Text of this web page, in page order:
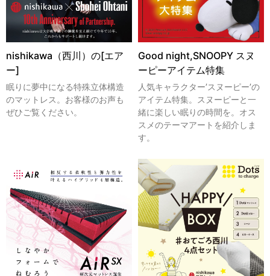
nishikawa（西川）の[エア
ー]
眠りに夢中になる特殊立体構造
のマットレス。お客様のお声も
ぜひご覧ください。
Good night,SNOOPY スヌ
ーピーアイテム特集
人気キャラクター’スヌーピー’の
アイテム特集。スヌーピーと一
緒に楽しい眠りの時間を。オス
スメのテーマアートを紹介しま
す。